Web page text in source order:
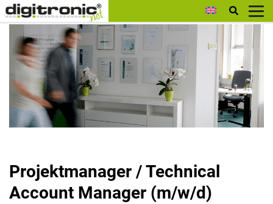
digitronic
Projektmanager / Technical
Account Manager (m/w/d)